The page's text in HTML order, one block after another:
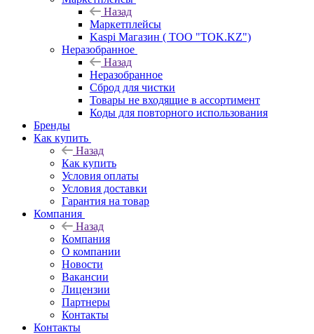
Назад
Маркетплейсы
Kaspi Магазин ( ТОО "TOK.KZ")
Неразобранное
Назад
Неразобранное
Сброд для чистки
Товары не входящие в ассортимент
Коды для повторного использования
Бренды
Как купить
Назад
Как купить
Условия оплаты
Условия доставки
Гарантия на товар
Компания
Назад
Компания
О компании
Новости
Вакансии
Лицензии
Партнеры
Контакты
Контакты